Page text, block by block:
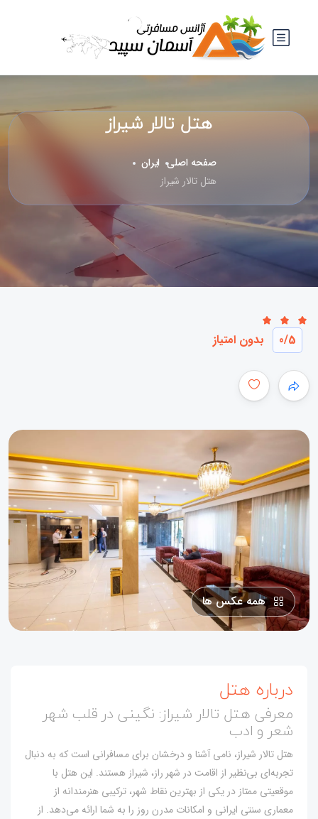
هتل تالار شیراز
صفحه اصلی ایران
هتل تالار شیراز
0/5 بدون امتیاز
همه عکس ها
درباره هتل
معرفی هتل تالار شیراز: نگینی در قلب شهر
شعر و ادب
هتل تالار شیراز، نامی آشنا و درخشان برای مسافرانی است که به دنبال
تجربه‌ای بی‌نظیر از اقامت در شهر راز، شیراز هستند. این هتل با
موقعیتی ممتاز در یکی از بهترین نقاط شهر، ترکیبی هنرمندانه از
معماری سنتی ایرانی و امکانات مدرن روز را به شما ارائه می‌دهد. از